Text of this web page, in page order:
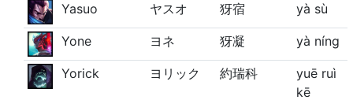
Yasuo
ヤスオ 犽宿 yà sù
Yone ヨネ 犽凝 yà níng
Yorick ヨリック 約瑞科
yuē ruì
kē